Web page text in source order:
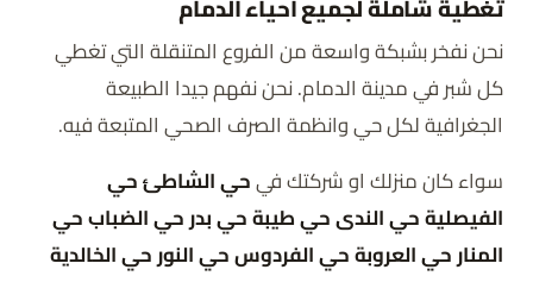
تغطية شاملة لجميع احياء الدمام
نحن نفخر بشبكة واسعة من الفروع المتنقلة التي تغطي
كل شبر في مدينة الدمام. نحن نفهم جيدا الطبيعة
الجغرافية لكل حي وانظمة الصرف الصحي المتبعة فيه.
سواء كان منزلك او شركتك فيحي الشاطئ حي
الفيصلية حي الندى حي طيبة حي بدر حي الضباب حي
المنار حي العروبة حي الفردوس حي النور حي الخالدية